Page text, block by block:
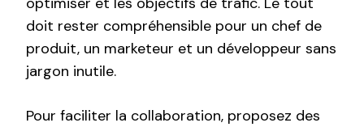
doit rester compréhensible pour un chef de
produit, un marketeur et un développeur sans
jargon inutile.
Pour faciliter la collaboration, proposez des